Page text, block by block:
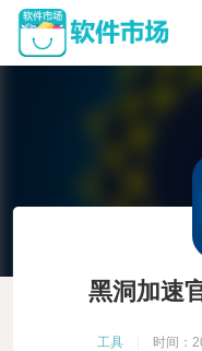
黑洞加速
工具 时间：